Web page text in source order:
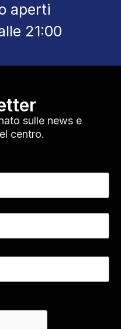
aperti
21:00
sulle news e
centro.